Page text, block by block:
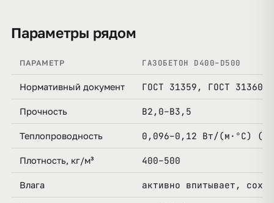
Параметры рядом
ПАРАМЕТР ГАЗОБЕТОН D400–D500
Нормативный документ ГОСТ 31359, ГОСТ 31360
Прочность B2,0–B3,5
Теплопроводность 0,096–0,12 Вт/(м·°С)
Плотность, кг/м³ 400–500
Влага активно впитывает,